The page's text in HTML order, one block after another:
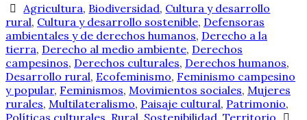
Agricultura, Biodiversidad, Cultura y desarrollo
rural, Cultura y desarrollo sostenible, Defensoras
ambientales y de derechos humanos, Derecho a la
tierra, Derecho al medio ambiente, Derechos
campesinos, Derechos culturales, Derechos humanos,
Desarrollo rural, Ecofeminismo, Feminismo campesino
y popular, Feminismos, Movimientos sociales, Mujeres
rurales, Multilateralismo, Paisaje cultural, Patrimonio,
Políticas culturales, Rural, Sostenibilidad, Territorio